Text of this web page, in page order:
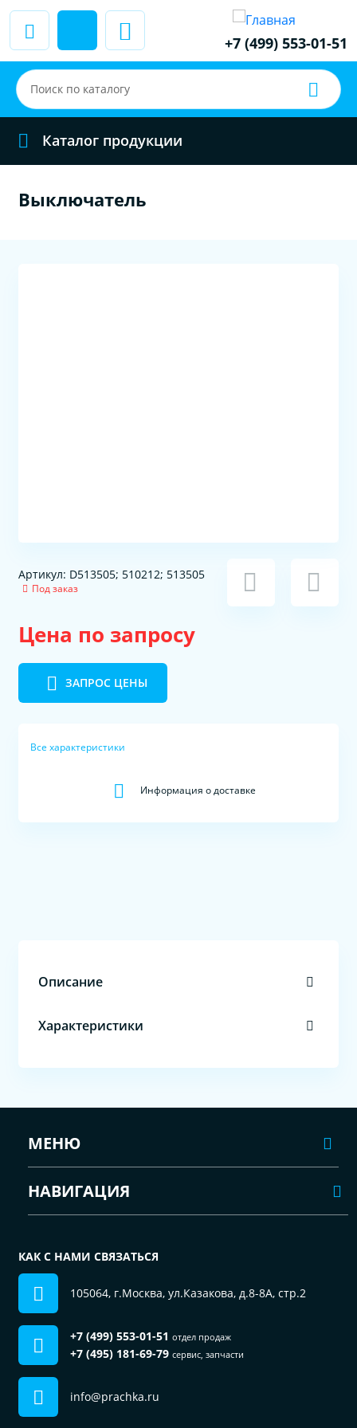
+7 (499) 553-01-51
Каталог продукции
Выключатель
Артикул: D513505; 510212; 513505
Под заказ
Цена по запросу
ЗАПРОС ЦЕНЫ
Все характеристики
Информация о доставке
Описание
Характеристики
МЕНЮ
НАВИГАЦИЯ
КАК С НАМИ СВЯЗАТЬСЯ
105064, г.Москва, ул.Казакова, д.8-8А, стр.2
+7 (499) 553-01-51 отдел продаж
+7 (495) 181-69-79 сервис, запчасти
info@prachka.ru